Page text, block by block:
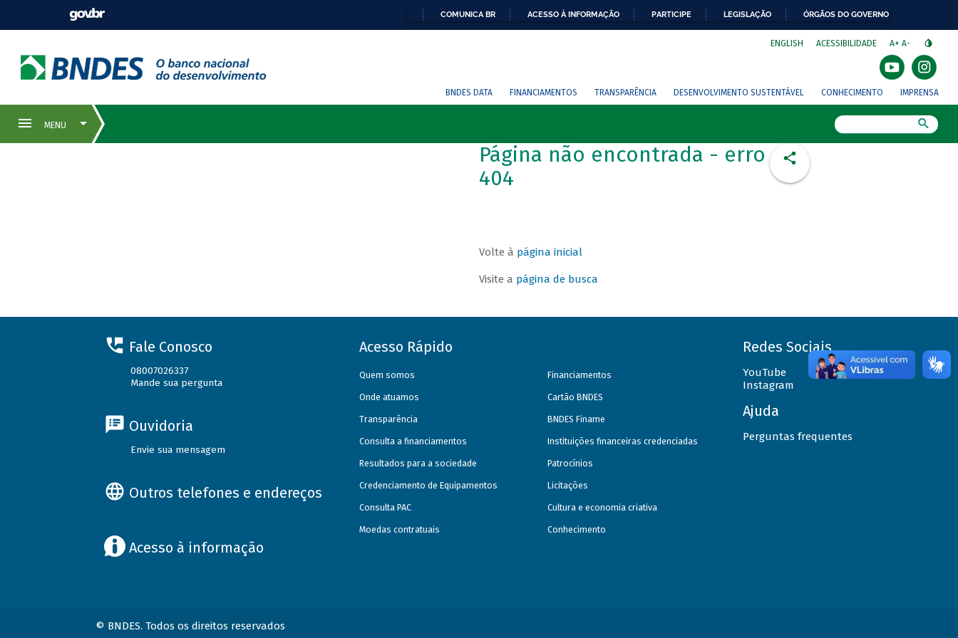
COMUNICA BR ACESSO À INFORMAÇÃO PARTICIPE LEGISLAÇÃO ÓRGÃOS DO GOVERNO
ENGLISH ACESSIBILIDADE A+ A-
BNDES DATA FINANCIAMENTOS TRANSPARÊNCIA DESENVOLVIMENTO SUSTENTÁVEL CONHECIMENTO IMPRENSA
Página não encontrada - erro
404
Volte à página inicial
Visite a página de busca
Fale Conosco
08007026337
Mande sua pergunta
Ouvidoria
Envie sua mensagem
Outros telefones e endereços
Acesso à informação
Acesso Rápido
Quem somos
Onde atuamos
Transparência
Consulta a financiamentos
Resultados para a sociedade
Credenciamento de Equipamentos
Consulta PAC
Moedas contratuais
Financiamentos
Cartão BNDES
BNDES Finame
Instituições financeiras credenciadas
Patrocínios
Licitações
Cultura e economia criativa
Conhecimento
Redes Sociais
YouTube
Instagram
Ajuda
Perguntas frequentes
© BNDES. Todos os direitos reservados